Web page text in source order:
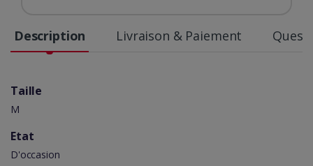
Description Livraison & Paiement
Taille
M
Etat
D'occasion